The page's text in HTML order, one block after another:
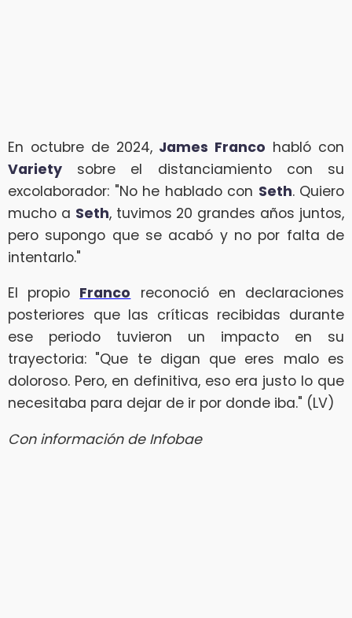
En octubre de 2024, James Franco habló con
Variety sobre el distanciamiento con su
excolaborador: "No he hablado con Seth. Quiero
mucho a Seth, tuvimos 20 grandes años juntos,
pero supongo que se acabó y no por falta de
intentarlo."
El propio Franco reconoció en declaraciones
posteriores que las críticas recibidas durante
ese periodo tuvieron un impacto en su
trayectoria: "Que te digan que eres malo es
doloroso. Pero, en definitiva, eso era justo lo que
necesitaba para dejar de ir por donde iba." (LV)
Con información de Infobae